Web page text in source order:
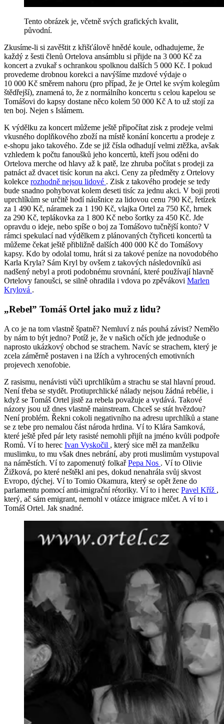
Tento obrázek je, včetně svých grafických kvalit,
původní.
Zkusíme-li si zavěštit z křišťálově hnědé koule, odhadujeme, že
každý z šesti členů Ortelova ansámblu si přijde na 3 000 Kč za
koncert a zvukař s ochrankou spolknou dalších 5 000 Kč. I pokud
provedeme drobnou korekci a navýšíme mzdové výdaje o
10 000 Kč směrem nahoru (pro případ, že je Ortel ke svým kolegům
štědřejší), znamená to, že z normálního koncertu s celou kapelou se
Tomášovi do kapsy dostane něco kolem 50 000 Kč A to už stojí za
ten boj. Nejen s Islámem.
K výdělku za koncert můžeme ještě připočítat zisk z prodeje velmi
vkusného doplňkového zboží na místě konání koncertu a prodeje z
e-shopu jako takového. Zde se již čísla odhadují velmi ztěžka, avšak
vzhledem k počtu fanoušků jeho koncertů, kteří jsou oděni do
Ortelova merche od hlavy až k patě, lze zhruba počítat s prodeji za
patnáct až dvacet tisíc korun na akci. Ceny za předměty z Ortelovy
kolekce rozhodně nejsou lidové . Zisk z takového prodeje se tedy
bude snadno pohybovat kolem deseti tisíc za jednu akci. V boji proti
uprchlíkům se určitě hodí náušnice za lidovou cenu 790 Kč, řetízek
za 1 490 Kč, náramek za 1 190 Kč, vlajka Ortel za 750 Kč, hrnek
za 290 Kč, teplákovka za 1 800 Kč nebo šortky za 450 Kč. Jde
opravdu o ideje, nebo spíše o boj za Tomášovo tučnější konto? V
rámci spekulací nad výdělkem z plánovaných čtyřiceti koncertů ta
můžeme čekat ještě přibližně dalších 400 000 Kč do Tomášovy
kapsy. Kdo by odolal tomu, hrát si za takové peníze na novodobého
Karla Kryla? Sám Kryl by ovšem z takových následovníků asi
nadšený nebyl a proti podobnému srovnání, které používají hlavně
Ortelovy fanoušci, se silně ohradila i vdova po zpěvákovi Marlen
Krylová .
„Rebel” Tomáš Ortel jako muž z lidu?
A co je na tom vlastně špatně? Nemluví z nás pouhá závist? Nemělo
by nám to být jedno? Potíž je, že v našich očích jde jednoduše o
naprosto ukázkový obchod se strachem. Navíc se strachem, který je
zcela záměrně postaven i na lžích a vyhrocených emotivních
projevech xenofobie.
Z rasismu, nenávisti vůči uprchlíkům a strachu se stal hlavní proud.
Není třeba se stydět. Protiuprchlické nálady nejsou žádná rebélie, i
když se Tomáš Ortel jistě za rebela považuje a vydává. Takové
názory jsou už dnes vlastně mainstream. Chceš se stát hvězdou?
Není problém. Řekni cokoli negativního na adresu uprchlíků a stane
se z tebe pro nemalou část národa hrdina. Ví to Klára Samková,
které ještě před pár lety rasisté nemohli přijít na jméno kvůli podpoře
Romů. Ví to herec Ivan Vyskočil , který sice měl za manželku
muslimku, to mu však dnes nebrání, aby proti muslimům vystupoval
na náměstích. Ví to zapomenutý folkařPepa Nos . Ví to Olivie
Žižková, po které neštěkl ani pes, dokud nenahrála svůj skvost
Evropo, dýchej. Ví to Tomio Okamura, který se opět žene do
parlamentu pomocí anti-imigrační rétoriky. Ví to i herec Pavel Kříž ,
který, ač sám emigrant, nemohl v otázce imigrace mlčet. A ví to i
Tomáš Ortel. Jak snadné.